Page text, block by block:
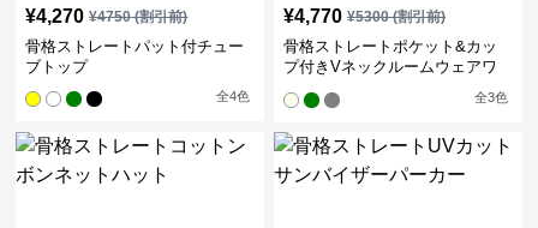
¥4,270 ¥4750(割引前)
骨格ストレートパット付チュー
ブトップ
全4色
¥4,770 ¥5300(割引前)
骨格ストレートポケット&カッ
プ付きVネックルームウェアワ
全3色